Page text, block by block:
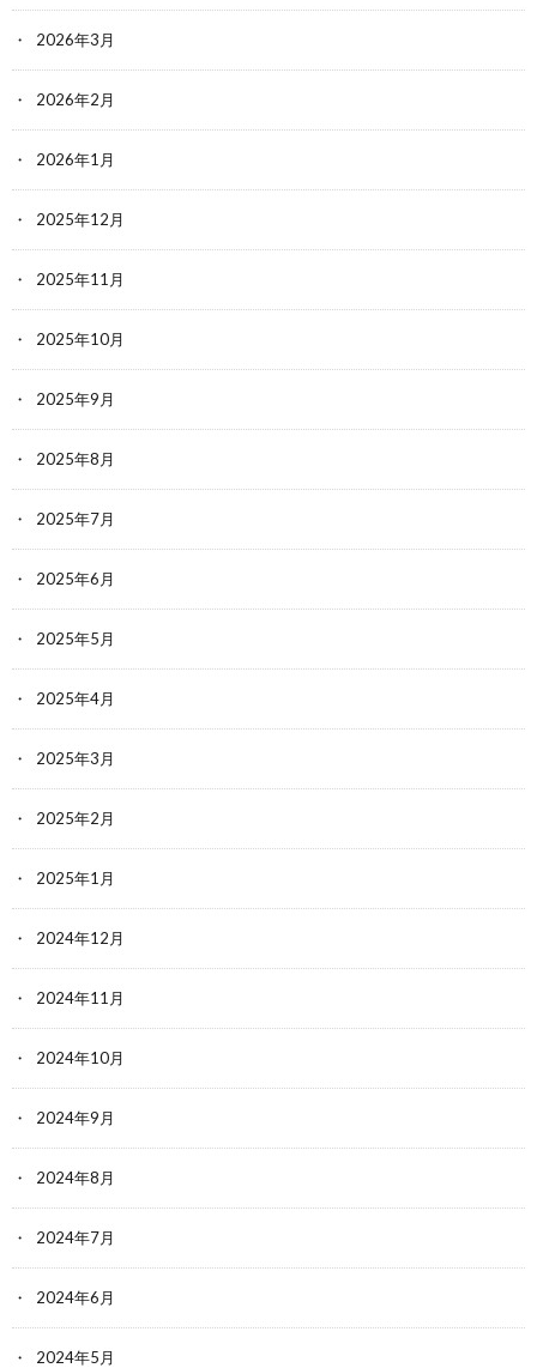
2026年3月
2026年2月
2026年1月
2025年12月
2025年11月
2025年10月
2025年9月
2025年8月
2025年7月
2025年6月
2025年5月
2025年4月
2025年3月
2025年2月
2025年1月
2024年12月
2024年11月
2024年10月
2024年9月
2024年8月
2024年7月
2024年6月
2024年5月